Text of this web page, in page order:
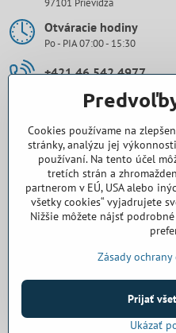
97101 Prievidza
Otváracie hodiny
Po - PIA 07:00 - 15:30
+421 46 542 4977
0907 971 896
prievidza​@cora-
Obchodné zastúpenie
0918 345 325
©2026
Predvoľby súkromia
Cookies používame na
stránky, analýzu jej
používaní. Na tento účel
tretích strán a
partnerom v EÚ, USA alebo
všetky cookies“ vyjadrujete
Nižšie môžete nájsť
Zásady
Ukázať
Prijať